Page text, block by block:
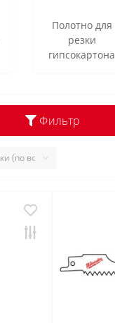
Полотно для
резки
гипсокартона
Фильтр